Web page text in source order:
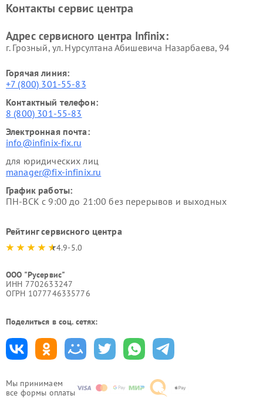
Мы принимаем
все формы оплаты
Контакты сервис центра
Адрес сервисного центра Infinix:
г. Грозный, ул. Нурсултана Абишевича Назарбаева, 94
Горячая линия:
+7 (800) 301-55-83
Контактный телефон:
8 (800) 301-55-83
Электронная почта:
info@infinix-fix.ru
для юридических лиц
manager@fix-infinix.ru
График работы:
ПН-ВСК с 9:00 до 21:00 без перерывов и выходных
Рейтинг сервисного центра
4.9-5.0
ООО "Русервис"
ИНН 7702633247
ОГРН 1077746335776
Поделиться в соц. сетях: